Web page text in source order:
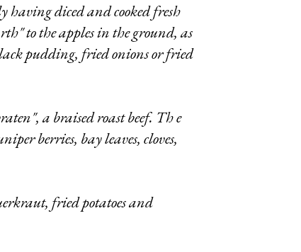
diced and cooked fresh
to the apples in the ground, as
pudding, fried onions or fried
a braised roast beef. Th e
berries, bay leaves, cloves,
fried potatoes and